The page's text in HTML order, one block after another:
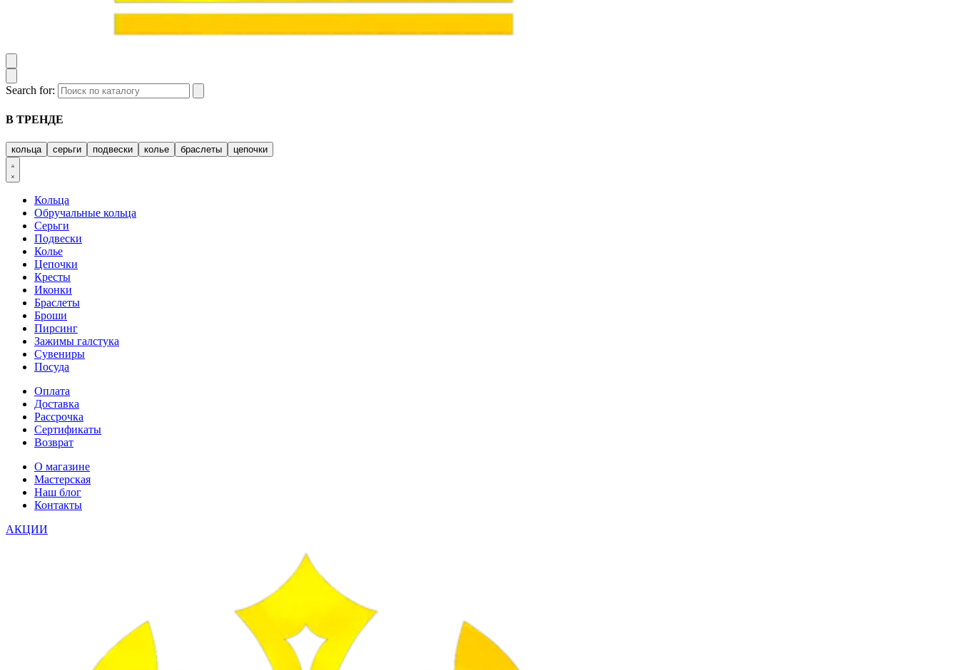
Search for:
В ТРЕНДЕ
кольца серьги подвески колье браслеты цепочки
Кольца
Обручальные кольца
Серьги
Подвески
Колье
Цепочки
Кресты
Иконки
Браслеты
Броши
Пирсинг
Зажимы галстука
Сувениры
Посуда
Оплата
Доставка
Рассрочка
Сертификаты
Возврат
О магазине
Мастерская
Наш блог
Контакты
АКЦИИ